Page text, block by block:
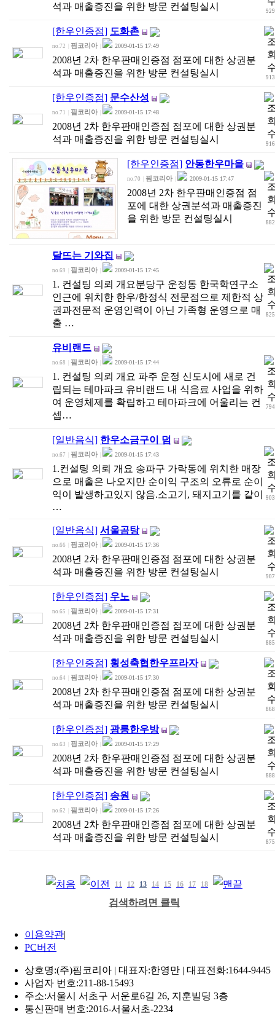
석과 매출증진을 위한 방문 컨설팅실시
[한우인증점] 도화촌
no.72 핌코리아 2009-01-15 17:49
2008년 2차 한우판매인증점 점포에 대한 상권분
석과 매출증진을 위한 방문 컨설팅실시
[한우인증점] 문수산성
no.71 핌코리아 2009-01-15 17:48
2008년 2차 한우판매인증점 점포에 대한 상권분
석과 매출증진을 위한 방문 컨설팅실시
[한우인증점] 안동한우마을
no.70 핌코리아 2009-01-15 17:47
2008년 2차 한우판매인증점 점
포에 대한 상권분석과 매출증진
을 위한 방문 컨설팅실시
달뜨는 기와집
no.69 핌코리아 2009-01-15 17:45
1. 컨설팅 의뢰 개요분당구 운정동 한국학연구소
인근에 위치한 한우/한정식 전문점으로 제한적 상
권과전문적 운영인력이 아닌 가족형 운영으로 매
출 …
유비랜드
no.68 핌코리아 2009-01-15 17:44
1. 컨설팅 의뢰 개요 파주 운정 신도시에 새로 건
립되는 테마파크 유비랜드 내 식음료 사업을 위하
여 운영체제를 확립하고 테마파크에 어울리는 컨
셉…
[일반음식] 한우소금구이 덤
no.67 핌코리아 2009-01-15 17:43
1.컨설팅 의뢰 개요 송파구 가락동에 위치한 매장
으로 매출은 나오지만 순이익 구조의 오류로 순이
익이 발생하고있지 않음.소고기, 돼지고기를 같이
…
[일반음식] 서울곰탕
no.66 핌코리아 2009-01-15 17:36
2008년 2차 한우판매인증점 점포에 대한 상권분
석과 매출증진을 위한 방문 컨설팅실시
[한우인증점] 우노
no.65 핌코리아 2009-01-15 17:31
2008년 2차 한우판매인증점 점포에 대한 상권분
석과 매출증진을 위한 방문 컨설팅실시
[한우인증점] 횡성축협한우프라자
no.64 핌코리아 2009-01-15 17:30
2008년 2차 한우판매인증점 점포에 대한 상권분
석과 매출증진을 위한 방문 컨설팅실시
[한우인증점] 광릉한우방
no.63 핌코리아 2009-01-15 17:29
2008년 2차 한우판매인증점 점포에 대한 상권분
석과 매출증진을 위한 방문 컨설팅실시
[한우인증점] 송원
no.62 핌코리아 2009-01-15 17:26
2008년 2차 한우판매인증점 점포에 대한 상권분
석과 매출증진을 위한 방문 컨설팅실시
11 12 13 14 15 16 17 18
검색하려면 클릭
이용약관|
PC버전
상호명:(주)핌코리아 | 대표자:한영만 | 대표전화:1644-9445
사업자 번호:211-88-15493
주소:서울시 서초구 서운로6길 26, 지훈빌딩 3층
통신판매 번호:2016-서울서초-2234